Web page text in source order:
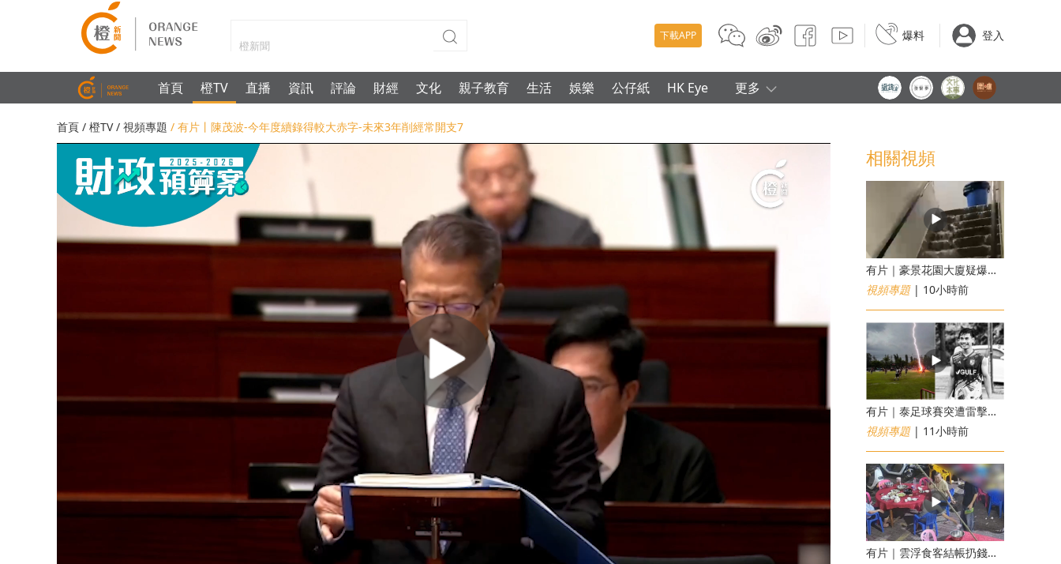
下載APP 爆料 登入
首頁 橙TV 直播 資訊 評論 財經 文化 親子教育 生活 娛樂 公仔紙 HK Eye 更多
首頁 / 橙TV/ 視頻專題 / 有片丨陳茂波-今年度續錄得較大赤字-未來3年削經常開支7
相關視頻
有片｜豪景花園大廈疑爆消防喉 後樓梯慘變瀑布
視頻專題| 10小時前
有片｜泰足球賽突遭雷擊釀1死12傷 24歲球員被閃電劈中亡
視頻專題| 11小時前
​有片｜雲浮食客結帳扔錢落地施辱 店員找贖時還施彼身獲老闆肯定